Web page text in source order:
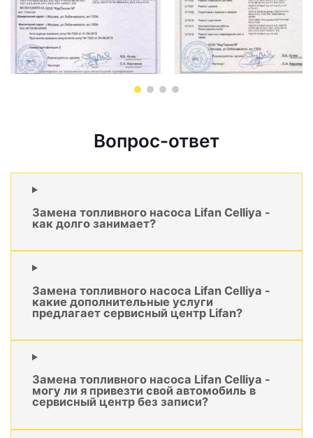
Вопрос-ответ
Замена топливного насоса Lifan Celliya -
как долго занимает?
Замена топливного насоса Lifan Celliya -
какие дополнительные услуги
предлагает сервисный центр Lifan?
Замена топливного насоса Lifan Celliya -
могу ли я привезти свой автомобиль в
сервисный центр без записи?